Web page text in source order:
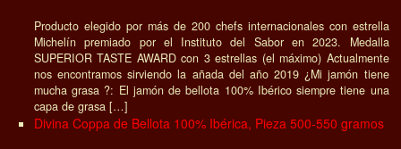
Producto elegido por más de 200 chefs internacionales con estrella
Michelín premiado por el Instituto del Sabor en 2023. Medalla
SUPERIOR TASTE AWARD con 3 estrellas (el máximo) Actualmente
nos encontramos sirviendo la añada del año 2019 ¿Mi jamón tiene
mucha grasa ?: El jamón de bellota 100% Ibérico siempre tiene una
capa de grasa […]
Divina Coppa de Bellota 100% Ibérica, Pieza 500-550 gramos